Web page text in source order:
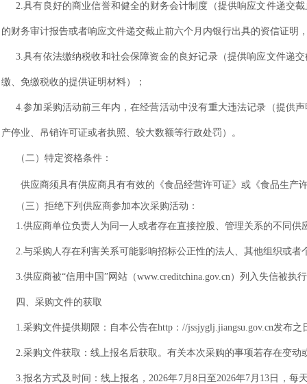
2.具有良好的商业信誉和健全的财务会计制度（提供响应文件递交
的财务审计报告或者响应文件递交截止前六个月内银行出具的资信证明
3.具有依法缴纳税收和社会保障资金的良好记录（提供响应文件递
缴、免缴税收的提供证明材料）；
4.参加采购活动前三年内，在经营活动中没有重大违法记录（提供
产停业、吊销许可证或者执照、较大数额等行政处罚）。
（二）特定资格条件：
供应商须具有供应商具有有效的《食品经营许可证》或《食品生产
（三 ）拒绝下列供应商参加本次采购活动：
1.供应商单位负责人为同一人或者存在直接控股、管理关系的不同
2.与采购人存在利害关系可能影响招标公正性的法人、其他组织或
3.供应商被“信用中国”网站（www.creditchina.gov.cn）列入失信被
四、采购文件的获取
1.采购文件提供期限：自本公告在http：//jssjyglj.jiangsu.gov.cn发布之
2.采购文件获取：线上报名后获取。有关本次采购的事项若存在变动
3.报名方式及时间：线上报名，2026年7月 8日至2026年7月 13 日，每